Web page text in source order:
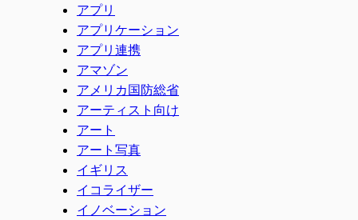
アプリ
アプリケーション
アプリ連携
アマゾン
アメリカ国防総省
アーティスト向け
アート
アート写真
イギリス
イコライザー
イノベーション